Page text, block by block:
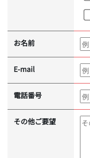
お名前
E-mail
電話番号
その他ご要望